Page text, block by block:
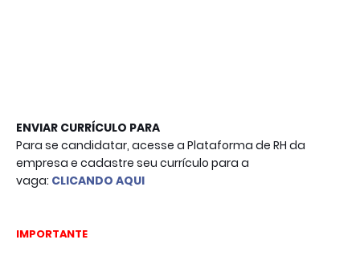
ENVIAR CURRÍCULO PARA
Para se candidatar, acesse a Plataforma de RH da
empresa e cadastre seu currículo para a
vaga: CLICANDO AQUI
IMPORTANTE